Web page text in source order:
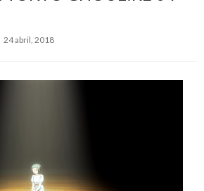
Publicado
24 abril, 2018